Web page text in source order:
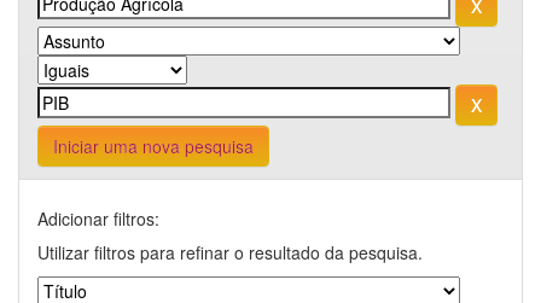
Iniciar uma nova pesquisa
Adicionar filtros:
Utilizar filtros para refinar o resultado da pesquisa.